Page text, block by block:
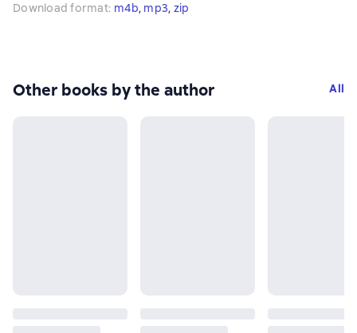
Download format: m4b, mp3, zip
Other books by the author All